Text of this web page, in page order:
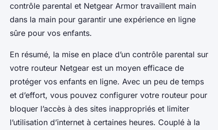
contrôle parental et Netgear Armor travaillent main
dans la main pour garantir une expérience en ligne
sûre pour vos enfants.
En résumé, la mise en place d’un contrôle parental sur
votre routeur Netgear est un moyen efficace de
protéger vos enfants en ligne. Avec un peu de temps
et d’effort, vous pouvez configurer votre routeur pour
bloquer l’accès à des sites inappropriés et limiter
l’utilisation d’internet à certaines heures. Couplé à la